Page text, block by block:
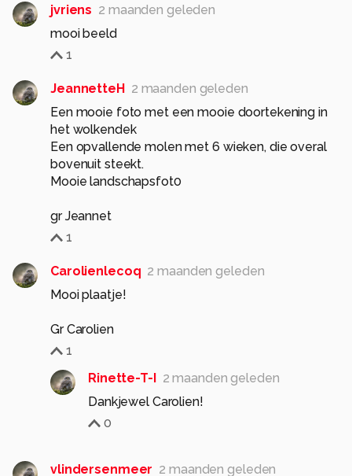
jvriens 2 maanden geleden
mooi beeld
1
JeannetteH
2 maanden geleden
Een mooie foto met een mooie doortekening in
het wolkendek
Een opvallende molen met 6 wieken, die overal
bovenuit steekt.
Mooie landschapsfot0
gr Jeannet
1
Carolienlecoq 2 maanden geleden
Mooi plaatje!
Gr Carolien
1
Rinette-T-I
2 maanden geleden
Dankjewel Carolien!
0
vlindersenmeer 2 maanden geleden